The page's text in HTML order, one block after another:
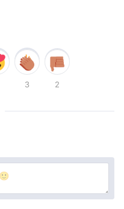
3 2